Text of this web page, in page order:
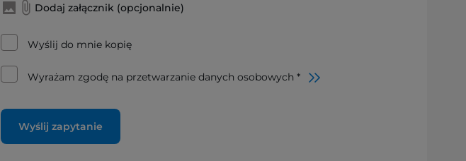
Dodaj załącznik (opcjonalnie)
Wyślij do mnie kopię
Wyrażam zgodę na przetwarzanie danych osobowych *
Wyślij zapytanie